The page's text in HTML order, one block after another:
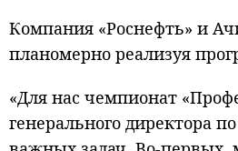
Компания «Роснефть» и
планомерно реализуя
«Для нас чемпионат
генерального директора